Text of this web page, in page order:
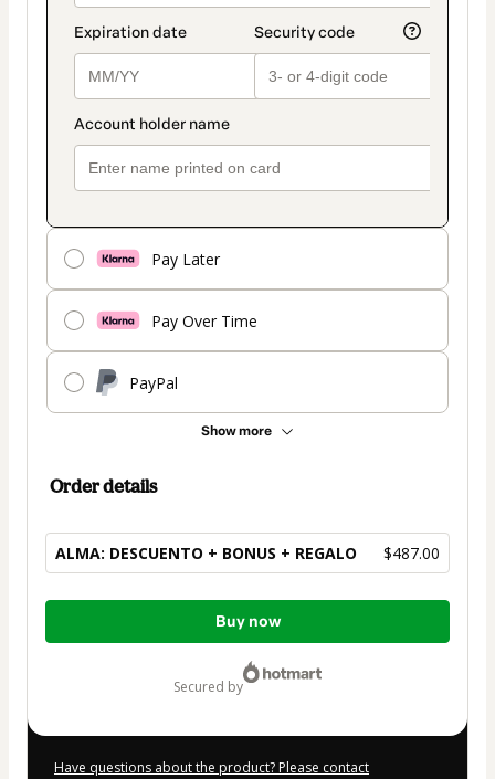
Pay Later
Pay Over Time
PayPal
Show more
Order details
ALMA: DESCUENTO + BONUS + REGALO $487.00
Total
Buy now
secured by
Have questions about the product? Please contact